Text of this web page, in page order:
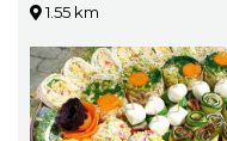
1.55 km